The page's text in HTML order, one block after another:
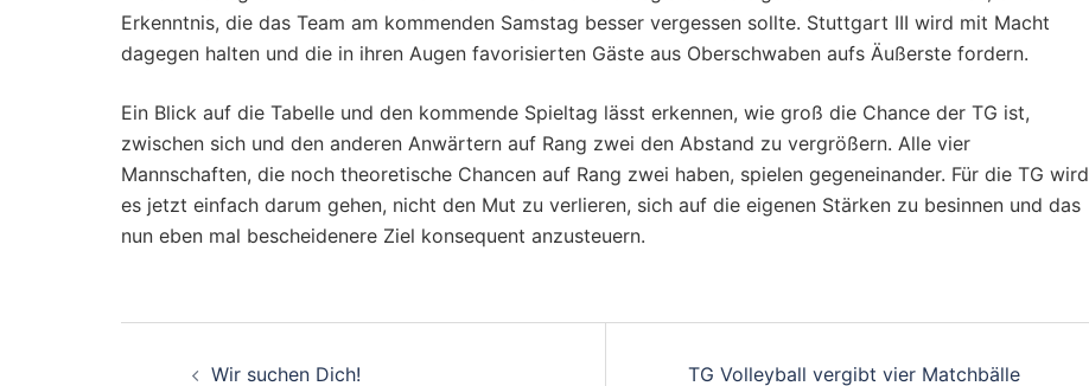
Erkenntnis, die das Team am kommenden Samstag besser vergessen sollte. Stuttgart III wird mit Macht
dagegen halten und die in ihren Augen favorisierten Gäste aus Oberschwaben aufs Äußerste fordern.
Ein Blick auf die Tabelle und den kommende Spieltag lässt erkennen, wie groß die Chance der TG ist,
zwischen sich und den anderen Anwärtern auf Rang zwei den Abstand zu vergrößern. Alle vier
Mannschaften, die noch theoretische Chancen auf Rang zwei haben, spielen gegeneinander. Für die TG wird
es jetzt einfach darum gehen, nicht den Mut zu verlieren, sich auf die eigenen Stärken zu besinnen und das
nun eben mal bescheidenere Ziel konsequent anzusteuern.
Wir suchen Dich!
TG Volleyball vergibt vier Matchbälle